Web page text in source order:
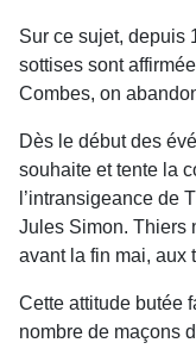
Sur ce sujet, depuis
sottises sont
Combes, on
Dès le début des
souhaite et tente la
l’intransigeance de
Jules Simon. Thiers
avant la fin mai, aux
Cette attitude butée
nombre de maçons